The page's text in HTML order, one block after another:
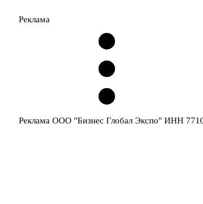
Реклама
Реклама ООО "Бизнес Глобал Экспо" ИНН